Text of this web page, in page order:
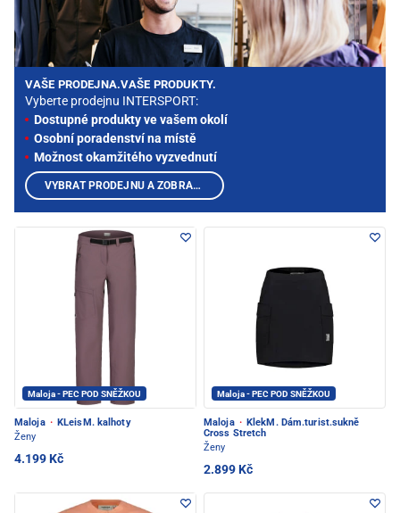
Maloja - PEC POD SNĚŽKOU
Maloja · KLeisM. kalhoty
Ženy
4.199 Kč
Maloja - PEC POD SNĚŽKOU
Maloja · KlekM. Dám.turist.sukně
Cross Stretch
Ženy
2.899 Kč
VAŠE PRODEJNA.VAŠE PRODUKTY.
Vyberte prodejnu INTERSPORT:
Dostupné produkty ve vašem okolí
Osobní poradenství na místě
Možnost okamžitého vyzvednutí
VYBRAT PRODEJNU A ZOBRAZIT PRODUKTY